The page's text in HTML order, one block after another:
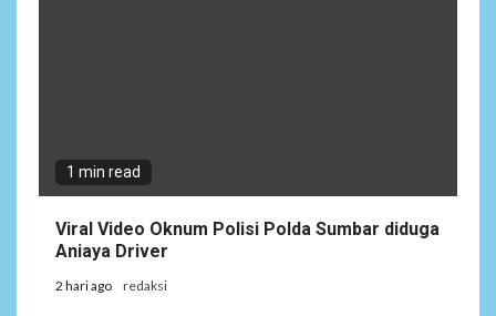
1 min read
Viral Video Oknum Polisi Polda Sumbar diduga
Aniaya Driver
2 hari ago redaksi